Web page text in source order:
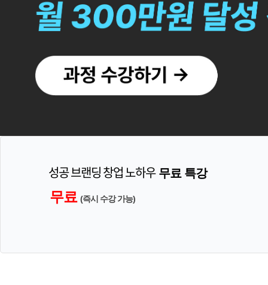
성공 브랜딩 창업 노하우무료 특강
무료 (즉시 수강 가능)